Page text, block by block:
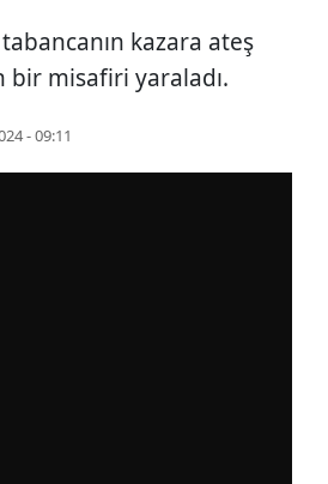
kazara ateş
bir misafiri yaraladı.
- 09:11